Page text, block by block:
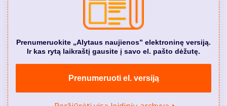
Prenumeruokite „Alytaus naujienos” elektroninę versiją.
Ir kas rytą laikraštį gausite į savo el. pašto dėžutę.
Prenumeruoti el. versiją